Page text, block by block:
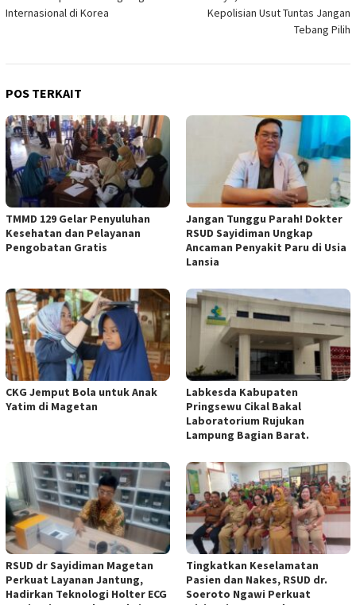
Internasional di Korea
Kepolisian Usut Tuntas Jangan
Tebang Pilih
POS TERKAIT
TMMD 129 Gelar Penyuluhan
Kesehatan dan Pelayanan
Pengobatan Gratis
Jangan Tunggu Parah! Dokter
RSUD Sayidiman Ungkap
Ancaman Penyakit Paru di Usia
Lansia
CKG Jemput Bola untuk Anak
Yatim di Magetan
Labkesda Kabupaten
Pringsewu Cikal Bakal
Laboratorium Rujukan
Lampung Bagian Barat.
RSUD dr Sayidiman Magetan
Perkuat Layanan Jantung,
Hadirkan Teknologi Holter ECG
Tingkatkan Keselamatan
Pasien dan Nakes, RSUD dr.
Soeroto Ngawi Perkuat